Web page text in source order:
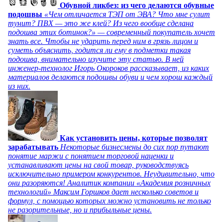
Обувной ликбез: из чего делаются обувные
подошвы «Чем отличается ТЭП от ЭВА? Что мне сулит
тунит? ПВХ — это же клей? Из чего вообще сделана
подошва этих ботинок?» — современный покупатель хочет
знать все. Чтобы не ударить перед ним в грязь лицом и
суметь объяснить, годится ли ему в подметки такая
подошва, внимательно изучите эту статью. В ней
инженер-технолог Игорь Окороков рассказывает, из каких
материалов делаются подошвы обуви и чем хорош каждый
из них.
Как установить цены, которые позволят
зарабатывать Некоторые бизнесмены до сих пор путают
понятие маржи с понятием торговой наценки и
устанавливают цены на свой товар, руководствуясь
исключительно примером конкурентов. Неудивительно, что
они разоряются! Аналитик компании «Академия розничных
технологий» Максим Горшков дает несколько советов и
формул, с помощью которых можно установить не только
не разорительные, но и прибыльные цены.